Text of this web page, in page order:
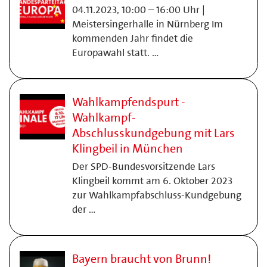
04.11.2023, 10:00 – 16:00 Uhr |
Meistersingerhalle in Nürnberg Im
kommenden Jahr findet die
Europawahl statt. …
Wahlkampfendspurt -
Wahlkampf-
Abschlusskundgebung mit Lars
Klingbeil in München
Der SPD-Bundesvorsitzende Lars
Klingbeil kommt am 6. Oktober 2023
zur Wahlkampfabschluss-Kundgebung
der …
Bayern braucht von Brunn!